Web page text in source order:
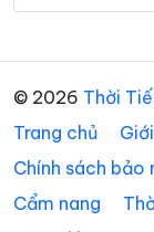
Xã Pà Vầy Sủ
Xã Phú Linh
Xã Phù Lưu
Xã Quản Bạ
© 2026 Thời
Trang chủ
Chính sách bảo
Cẩm nang